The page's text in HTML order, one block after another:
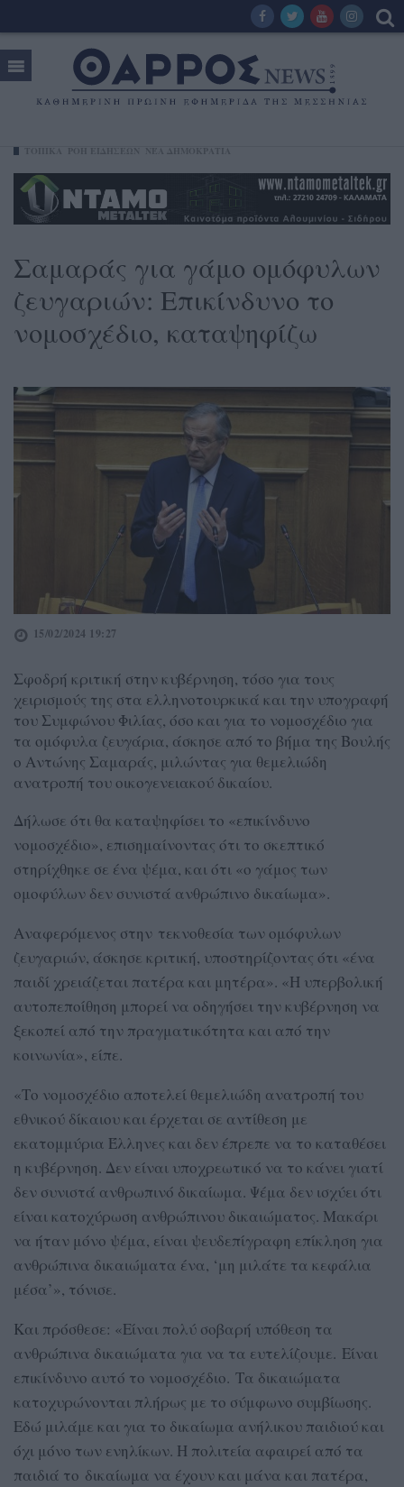
Σαμαράς για γάμο ομόφυλων
ζευγαριών: Επικίνδυνο το
νομοσχέδιο, καταψηφίζω
15/02/2024 19:27
Σφοδρή κριτική στην κυβέρνηση, τόσο για τους
χειρισμούς της στα ελληνοτουρκικά και την υπογραφή
του Συμφώνου Φιλίας, όσο και για το νομοσχέδιο για
τα ομόφυλα ζευγάρια, άσκησε από το βήμα της Βουλής
ο Αντώνης Σαμαράς, μιλώντας για θεμελιώδη
ανατροπή του οικογενειακού δικαίου.
Δήλωσε ότι θα καταψηφίσει το «επικίνδυνο
νομοσχέδιο», επισημαίνοντας ότι το σκεπτικό
στηρίχθηκε σε ένα ψέμα, και ότι «ο γάμος των
ομοφύλων δεν συνιστά ανθρώπινο δικαίωμα».
Αναφερόμενος στην τεκνοθεσία των ομόφυλων
ζευγαριών, άσκησε κριτική, υποστηρίζοντας ότι «ένα
παιδί χρειάζεται πατέρα και μητέρα». «Η υπερβολική
αυτοπεποίθηση μπορεί να οδηγήσει την κυβέρνηση να
ξεκοπεί από την πραγματικότητα και από την
κοινωνία», είπε.
«Το νομοσχέδιο αποτελεί θεμελιώδη ανατροπή του
εθνικού δίκαιου και έρχεται σε αντίθεση με
εκατομμύρια Έλληνες και δεν έπρεπε να το καταθέσει
η κυβέρνηση. Δεν είναι υποχρεωτικό να το κάνει γιατί
δεν συνιστά ανθρωπινό δικαίωμα. Ψέμα δεν ισχύει ότι
είναι κατοχύρωση ανθρώπινου δικαιώματος. Μακάρι
να ήταν μόνο ψέμα, είναι ψευδεπίγραφη επίκληση για
ανθρώπινα δικαιώματα ένα, ‘μη μιλάτε τα κεφάλια
μέσα’», τόνισε.
Και πρόσθεσε: «Είναι πολύ σοβαρή υπόθεση τα
ανθρώπινα δικαιώματα για να τα ευτελίζουμε. Είναι
επικίνδυνο αυτό το νομοσχέδιο. Τα δικαιώματα
κατοχυρώνονται πλήρως με το σύμφωνο συμβίωσης.
Εδώ μιλάμε και για το δικαίωμα ανήλικου παιδιού και
όχι μόνο των ενηλίκων. Η πολιτεία αφαιρεί από τα
παιδιά το δικαίωμα να έχουν και μάνα και πατέρα,